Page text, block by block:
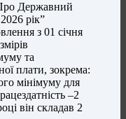
Державний
рік”
з 01 січня
та
плати, зокрема:
мінімуму для
–2
він складав 2